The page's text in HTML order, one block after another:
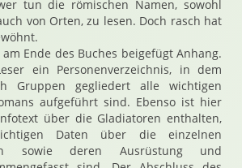
tun die römischen Namen, sowohl
von Orten, zu lesen. Doch rasch hat
Ende des Buches beigefügt Anhang.
ein Personenverzeichnis, in dem
Gruppen gegliedert alle wichtigen
aufgeführt sind. Ebenso ist hier
über die Gladiatoren enthalten,
Daten über die einzelnen
sowie deren Ausrüstung und